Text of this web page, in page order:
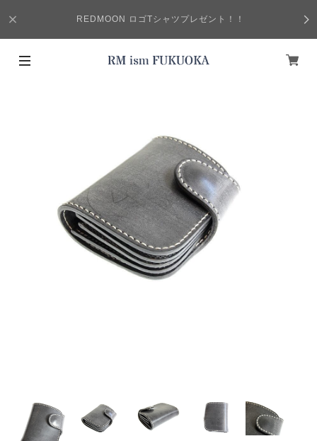
REDMOON ロゴTシャツプレゼント！！